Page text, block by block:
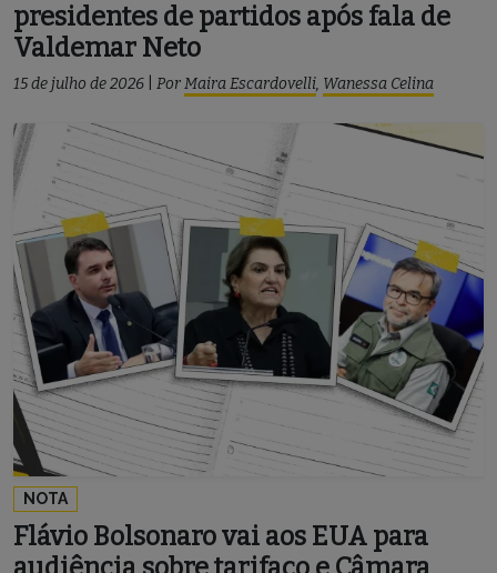
presidentes de partidos após fala de
Valdemar Neto
15 de julho de 2026 PorMaira Escardovelli, Wanessa Celina
NOTA
Flávio Bolsonaro vai aos EUA para